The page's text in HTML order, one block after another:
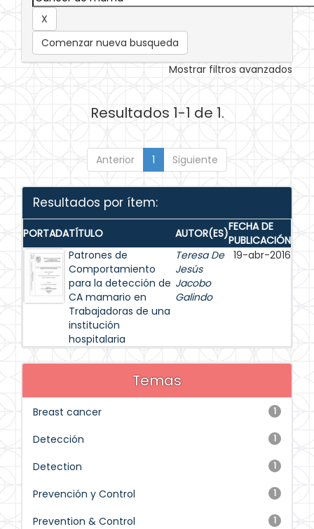
Comenzar nueva busqueda
Mostrar filtros avanzados
Resultados 1-1 de 1.
Anterior 1 Siguiente
Resultados por ítem:
PORTADATÍTULO AUTOR(ES)FECHA DE
PUBLICACIÓN
Patrones de
Comportamiento
para la detección de
CA mamario en
Trabajadoras de una
institución
hospitalaria
Teresa De
Jesús
Jacobo
Galindo
19-abr-2016
Temas
1
Breast cancer
1
Detección
1
Detection
1
Prevención y Control
1
Prevention & Control